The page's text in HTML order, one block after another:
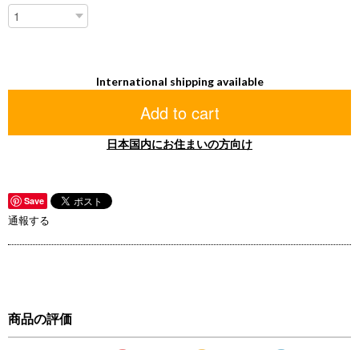
International shipping available
Add to cart
日本国内にお住まいの方向け
Save
通報する
商品の評価